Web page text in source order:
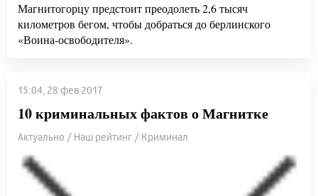
Магнитогорцу предстоит преодолеть 2,6 тысяч
километров бегом, чтобы добраться до берлинского
«Воина-освободителя».
15:04, 28 фев 2017
10 криминальных фактов о Магнитке
Актуально / Наш рейтинг / Криминал